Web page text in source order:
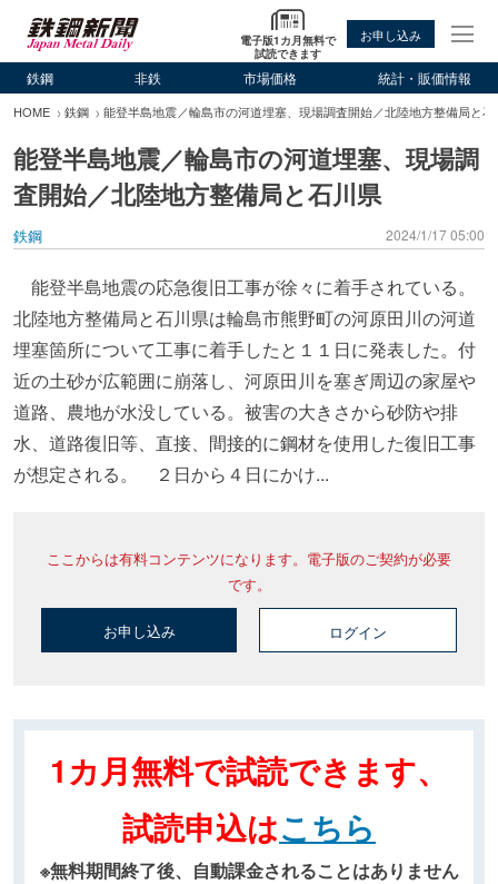
電子版1カ月無料で
試読できます
お申し込み
鉄鋼 非鉄 市場価格 統計・販価情報
HOME 鉄鋼 能登半島地震／輪島市の河道埋塞、現場調査開始／北陸地方整備局と石
能登半島地震／輪島市の河道埋塞、現場調
査開始／北陸地方整備局と石川県
鉄鋼 2024/1/17 05:00
能登半島地震の応急復旧工事が徐々に着手されている。
北陸地方整備局と石川県は輪島市熊野町の河原田川の河道
埋塞箇所について工事に着手したと１１日に発表した。付
近の土砂が広範囲に崩落し、河原田川を塞ぎ周辺の家屋や
道路、農地が水没している。被害の大きさから砂防や排
水、道路復旧等、直接、間接的に鋼材を使用した復旧工事
が想定される。 ２日から４日にかけ...
ここからは有料コンテンツになります。電子版のご契約が必要
です。
お申し込み ログイン
1カ月無料で試読できます、
試読申込はこちら
※無料期間終了後、自動課金されることはありません